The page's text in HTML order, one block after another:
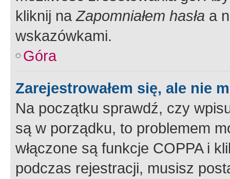
kliknij naZapomniałem hasła a
wskazówkami.
Góra
Zarejestrowałem się, ale nie
Na początku sprawdź, czy
są w porządku, to problemem
włączone są funkcje COPPA i
podczas rejestracji, musisz